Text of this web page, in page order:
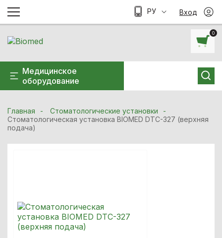
0
Медицинское
оборудование
РУ Вход
Главная
Стоматологические установки
Стоматологическая установка BIOMED DTC-327 (верхняя
подача)